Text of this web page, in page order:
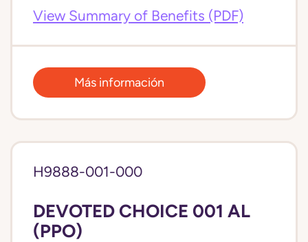
View Summary of Benefits (PDF)
Más información
H9888-001-000
DEVOTED CHOICE 001 AL
(PPO)